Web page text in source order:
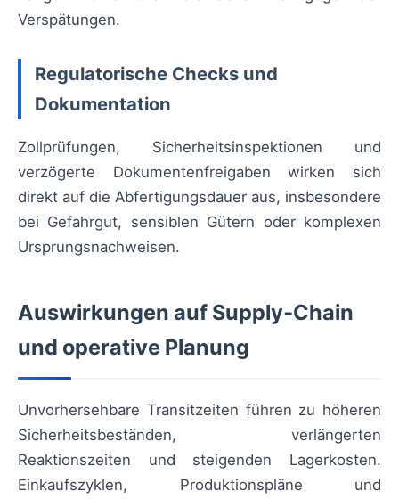
Verspätungen.
Regulatorische Checks und
Dokumentation
Zollprüfungen, Sicherheitsinspektionen und
verzögerte Dokumentenfreigaben wirken sich
direkt auf die Abfertigungsdauer aus, insbesondere
bei Gefahrgut, sensiblen Gütern oder komplexen
Ursprungsnachweisen.
Auswirkungen auf Supply‑Chain
und operative Planung
Unvorhersehbare Transitzeiten führen zu höheren
Sicherheitsbeständen, verlängerten
Reaktionszeiten und steigenden Lagerkosten.
Einkaufszyklen, Produktionspläne und